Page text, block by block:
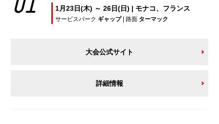
01 1月23日(木) ～ 26日(日) | モナコ、フランス
サービスパーク ギャップ| 路面 ターマック
大会公式サイト
詳細情報